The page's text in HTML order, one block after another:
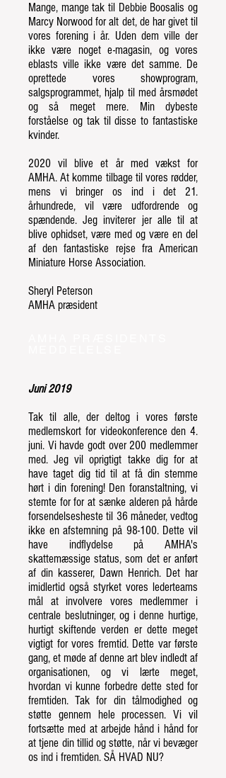
Mange, mange tak til Debbie Boosalis og
Marcy Norwood for alt det, de har givet til
vores forening i år. Uden dem ville der
ikke være noget e-magasin, og vores
eblasts ville ikke være det samme. De
oprettede vores showprogram,
salgsprogrammet, hjalp til med årsmødet
og så meget mere. Min dybeste
forståelse og tak til disse to fantastiske
kvinder.
2020 vil blive et år med vækst for
AMHA. At komme tilbage til vores rødder,
mens vi bringer os ind i det 21.
århundrede, vil være udfordrende og
spændende. Jeg inviterer jer alle til at
blive ophidset, være med og være en del
af den fantastiske rejse fra American
Miniature Horse Association.
Sheryl Peterson
AMHA præsident
Juni 2019
Tak til alle, der deltog i vores første
medlemskort for videokonference den 4.
juni. Vi havde godt over 200 medlemmer
med. Jeg vil oprigtigt takke dig for at
have taget dig tid til at få din stemme
hørt i din forening! Den foranstaltning, vi
stemte for for at sænke alderen på hårde
forsendelsesheste til 36 måneder, vedtog
ikke en afstemning på 98-100. Dette vil
have indflydelse på AMHA's
skattemæssige status, som det er anført
af din kasserer, Dawn Henrich. Det har
imidlertid også styrket vores lederteams
mål at involvere vores medlemmer i
centrale beslutninger, og i denne hurtige,
hurtigt skiftende verden er dette meget
vigtigt for vores fremtid. Dette var første
gang, et møde af denne art blev indledt af
organisationen, og vi lærte meget,
hvordan vi kunne forbedre dette sted for
fremtiden. Tak for din tålmodighed og
støtte gennem hele processen. Vi vil
fortsætte med at arbejde hånd i hånd for
at tjene din tillid og støtte, når vi bevæger
os ind i fremtiden. SÅ HVAD NU?